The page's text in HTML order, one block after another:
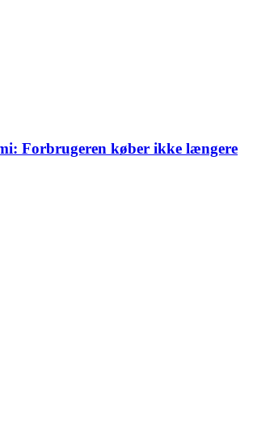
Forbrugeren køber ikke længere